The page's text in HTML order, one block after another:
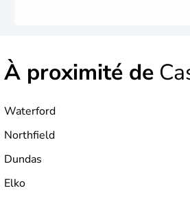
À proximité de
Waterford
Northfield
Dundas
Elko